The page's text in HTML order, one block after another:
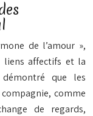
de l’amour »,
liens affectifs et la
que les
comme
de regards,